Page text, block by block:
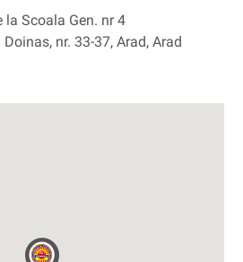
la Scoala Gen. nr 4
nr. 33-37, Arad, Arad